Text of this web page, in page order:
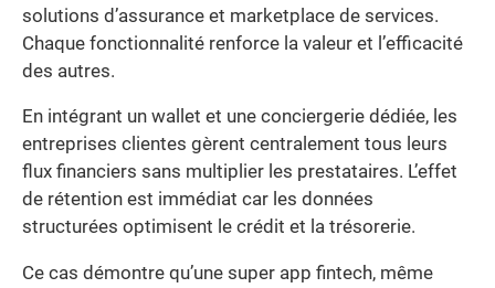
solutions d’assurance et marketplace de services.
Chaque fonctionnalité renforce la valeur et l’efficacité
des autres.
En intégrant un wallet et une conciergerie dédiée, les
entreprises clientes gèrent centralement tous leurs
flux financiers sans multiplier les prestataires. L’effet
de rétention est immédiat car les données
structurées optimisent le crédit et la trésorerie.
Ce cas démontre qu’une super app fintech, même